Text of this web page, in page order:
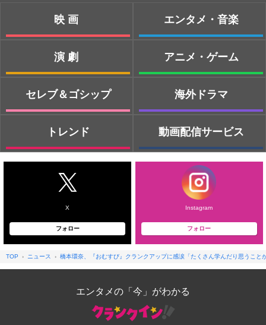
映画
演劇
セレブ＆ゴシップ
トレンド
エンタメ・音楽
アニメ・ゲーム
海外ドラマ
動画配信サービス
X
フォロー
Instagram
フォロー
TOP ニュース 橋本環奈、『おむすび』クランクアップに感涙「たくさん学んだり思うこと
エンタメの「今」がわかる